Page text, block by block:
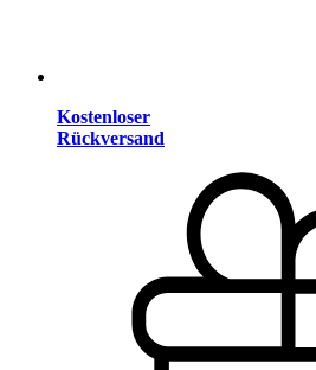
Kostenloser
Rückversand